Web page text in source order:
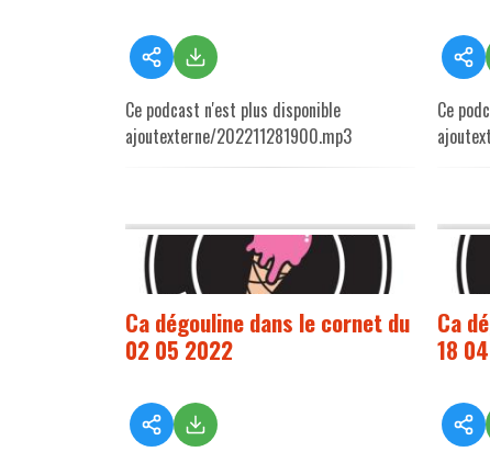
Ce podcast n'est plus disponible
ajoutexterne/202211281900.mp3
Ce
Ca dégouline dans le cornet du
02 05 2022
Ca
18